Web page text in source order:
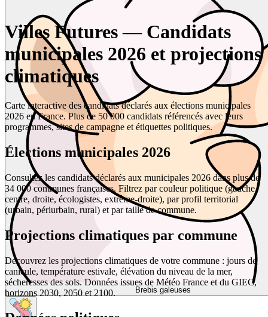
Brebis galeuses
Villes Futures — Candidats
municipales 2026 et projections
climatiques
Carte interactive des candidats déclarés aux élections municipales
2026 en France. Plus de 50 000 candidats référencés avec leurs
programmes, sites de campagne et étiquettes politiques.
Élections municipales 2026
Consultez les candidats déclarés aux municipales 2026 dans plus de
34 000 communes françaises. Filtrez par couleur politique (gauche,
centre, droite, écologistes, extrême-droite), par profil territorial
(urbain, périurbain, rural) et par taille de commune.
Projections climatiques par commune
Découvrez les projections climatiques de votre commune : jours de
canicule, température estivale, élévation du niveau de la mer,
sécheresses des sols. Données issues de Météo France et du GIEC,
horizons 2030, 2050 et 2100.